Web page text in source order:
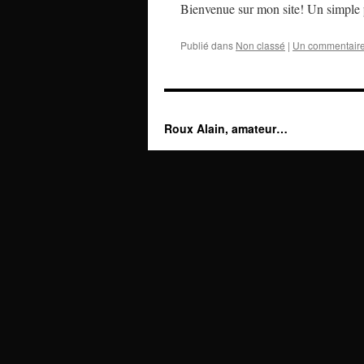
Bienvenue sur mon site! Un simple
Publié dans Non classé | Un commentaire
Roux Alain, amateur…